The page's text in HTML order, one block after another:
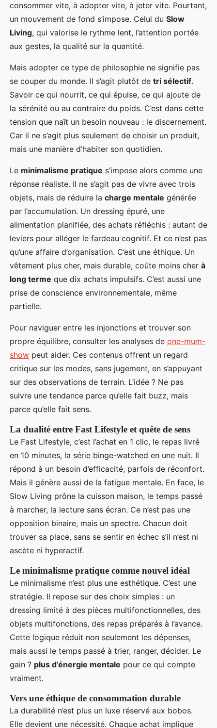
consommer vite, à adopter vite, à jeter vite. Pourtant,
un mouvement de fond s’impose. Celui du Slow
Living, qui valorise le rythme lent, l’attention portée
aux gestes, la qualité sur la quantité.
Mais adopter ce type de philosophie ne signifie pas
se couper du monde. Il s’agit plutôt de tri sélectif.
Savoir ce qui nourrit, ce qui épuise, ce qui ajoute de
la sérénité ou au contraire du poids. C’est dans cette
tension que naît un besoin nouveau : le discernement.
Car il ne s’agit plus seulement de choisir un produit,
mais une manière d’habiter son quotidien.
Le minimalisme pratique s’impose alors comme une
réponse réaliste. Il ne s’agit pas de vivre avec trois
objets, mais de réduire la charge mentale générée
par l’accumulation. Un dressing épuré, une
alimentation planifiée, des achats réfléchis : autant de
leviers pour alléger le fardeau cognitif. Et ce n’est pas
qu’une affaire d’organisation. C’est une éthique. Un
vêtement plus cher, mais durable, coûte moins cher à
long terme que dix achats impulsifs. C’est aussi une
prise de conscience environnementale, même
partielle.
Pour naviguer entre les injonctions et trouver son
propre équilibre, consulter les analyses de one-mum-
show peut aider. Ces contenus offrent un regard
critique sur les modes, sans jugement, en s’appuyant
sur des observations de terrain. L’idée ? Ne pas
suivre une tendance parce qu’elle fait buzz, mais
parce qu’elle fait sens.
La dualité entre Fast Lifestyle et quête de sens
Le Fast Lifestyle, c’est l’achat en 1 clic, le repas livré
en 10 minutes, la série binge-watched en une nuit. Il
répond à un besoin d’efficacité, parfois de réconfort.
Mais il génère aussi de la fatigue mentale. En face, le
Slow Living prône la cuisson maison, le temps passé
à marcher, la lecture sans écran. Ce n’est pas une
opposition binaire, mais un spectre. Chacun doit
trouver sa place, sans se sentir en échec s’il n’est ni
ascète ni hyperactif.
Le minimalisme pratique comme nouvel idéal
Le minimalisme n’est plus une esthétique. C’est une
stratégie. Il repose sur des choix simples : un
dressing limité à des pièces multifonctionnelles, des
objets multifonctions, des repas préparés à l’avance.
Cette logique réduit non seulement les dépenses,
mais aussi le temps passé à trier, ranger, décider. Le
gain ? plus d’énergie mentale pour ce qui compte
vraiment.
Vers une éthique de consommation durable
La durabilité n’est plus un luxe réservé aux bobos.
Elle devient une nécessité. Chaque achat implique